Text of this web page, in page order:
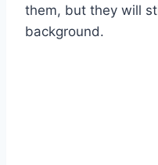
them, but they will
background.